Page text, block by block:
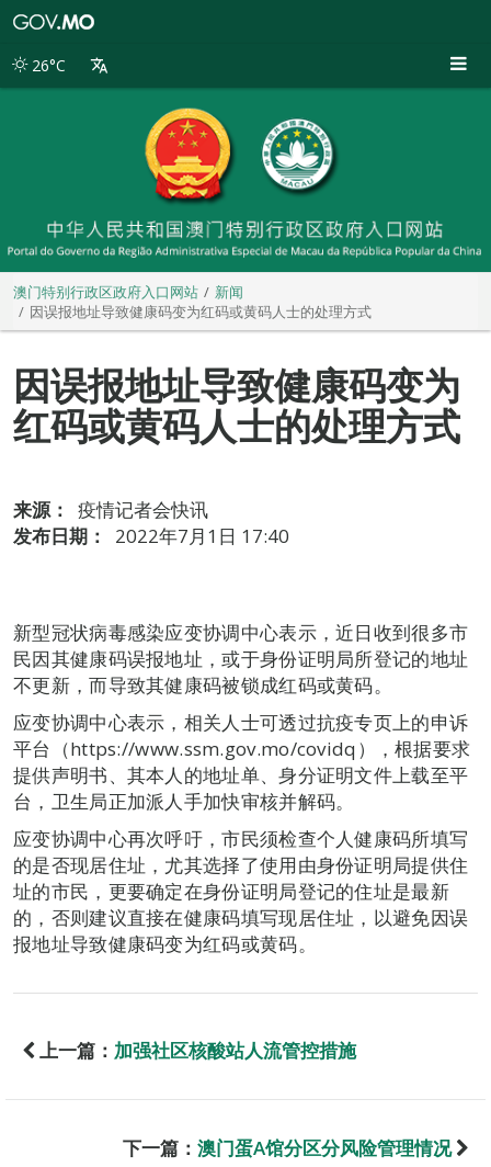
别
26°C
澳门特别行政区政府入口网站
新闻
因误报地址导致健康码变为红码或黄码人士的处理方式
因误报地址导致健康码变为
红码或黄码人士的处理方式
来源：
疫情记者会快讯
发布日期：
2022年7月1日 17:40
新型冠状病毒感染应变协调中心表示，近日收到很多市
民因其健康码误报地址，或于身份证明局所登记的地址
不更新，而导致其健康码被锁成红码或黄码。
应变协调中心表示，相关人士可透过抗疫专页上的申诉
平台（https://www.ssm.gov.mo/covidq），根据要求
提供声明书、其本人的地址单、身分证明文件上载至平
台，卫生局正加派人手加快审核并解码。
应变协调中心再次呼吁，市民须检查个人健康码所填写
的是否现居住址，尤其选择了使用由身份证明局提供住
址的市民，更要确定在身份证明局登记的住址是最新
的，否则建议直接在健康码填写现居住址，以避免因误
报地址导致健康码变为红码或黄码。
上一篇： 加强社区核酸站人流管控措施
下一篇： 澳门蛋A馆分区分风险管理情况